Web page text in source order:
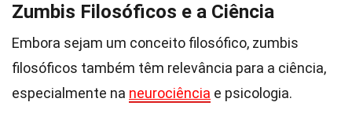
Zumbis Filosóficos e a Ciência
Embora sejam um conceito filosófico, zumbis
filosóficos também têm relevância para a ciência,
especialmente na neurociência e psicologia.